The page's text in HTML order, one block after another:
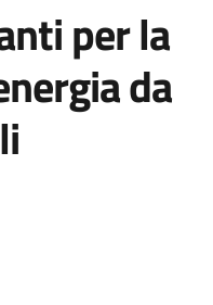
per la
da